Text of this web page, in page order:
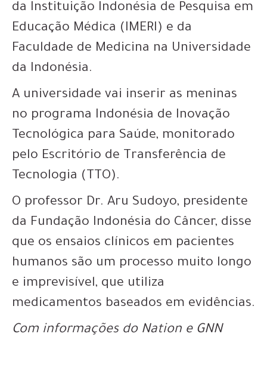
da Instituição Indonésia de Pesquisa em
Educação Médica (IMERI) e da
Faculdade de Medicina na Universidade
da Indonésia.
A universidade vai inserir as meninas
no programa Indonésia de Inovação
Tecnológica para Saúde, monitorado
pelo Escritório de Transferência de
Tecnologia (TTO).
O professor Dr. Aru Sudoyo, presidente
da Fundação Indonésia do Câncer, disse
que os ensaios clínicos em pacientes
humanos são um processo muito longo
e imprevisível, que utiliza
medicamentos baseados em evidências.
Com informações do Nation e GNN